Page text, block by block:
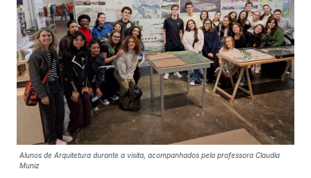
Alunos de Arquitetura durante a visita, acompanhados pela professora Claudia
Muniz